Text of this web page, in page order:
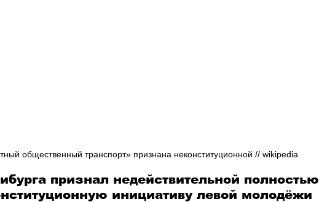
общественный транспорт» признана неконституционной // wikipedia
признал недействительной полностью
инициативу левой молодёжи